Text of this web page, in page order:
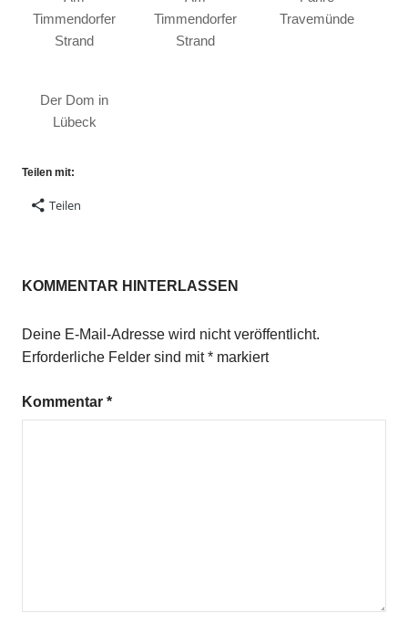
Timmendorfer
Strand
Timmendorfer
Strand
Travemünde
Der Dom in
Lübeck
Teilen mit:
Teilen
KOMMENTAR HINTERLASSEN
Deine E-Mail-Adresse wird nicht veröffentlicht.
Erforderliche Felder sind mit* markiert
Kommentar *